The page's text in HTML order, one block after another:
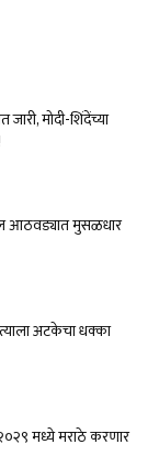
जारी, मोदी-शिंदेंच्या
आठवड्यात मुसळधार
अटकेचा धक्का
मध्ये मराठे करणार